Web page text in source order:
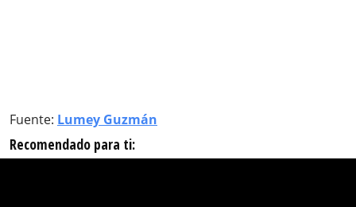
Fuente: Lumey Guzmán
Recomendado para ti: